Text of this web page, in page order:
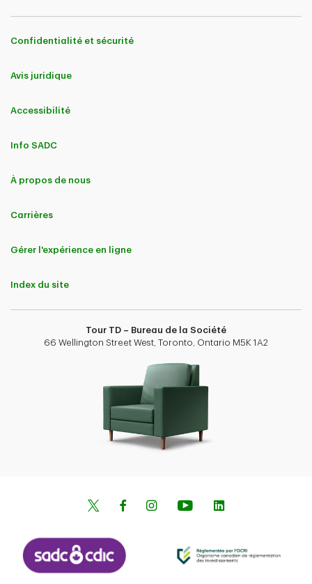
Confidentialité et sécurité
Avis juridique
Accessibilité
Info SADC
À propos de nous
Carrières
Gérer l'expérience en ligne
Index du site
Tour TD – Bureau de la Société
66 Wellington Street West, Toronto, Ontario M5K 1A2